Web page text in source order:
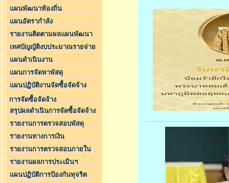
แผนพัฒนาท้องถิ่น
แผนอัตรากำลัง
รายงานติดตามผลแผนพัฒนา
เทศบัญญัติงบประมาณรายจ่าย
แผนดำเนินงาน
แผนการจัดหาพัสดุ
แผนปฏิบัติงานจัดซื้อจัดจ้าง
การจัดซื้อจัดจ้าง
สรุปผลดำเนินการจัดซื้อจัดจ้าง
รายงานการตรวจสอบพัสดุ
รายงานทางการเงิน
รายงานการตรวจสอบภายใน
รายงานผลการประเมินฯ
แผนปฏิบัติการป้องกันทุจริต